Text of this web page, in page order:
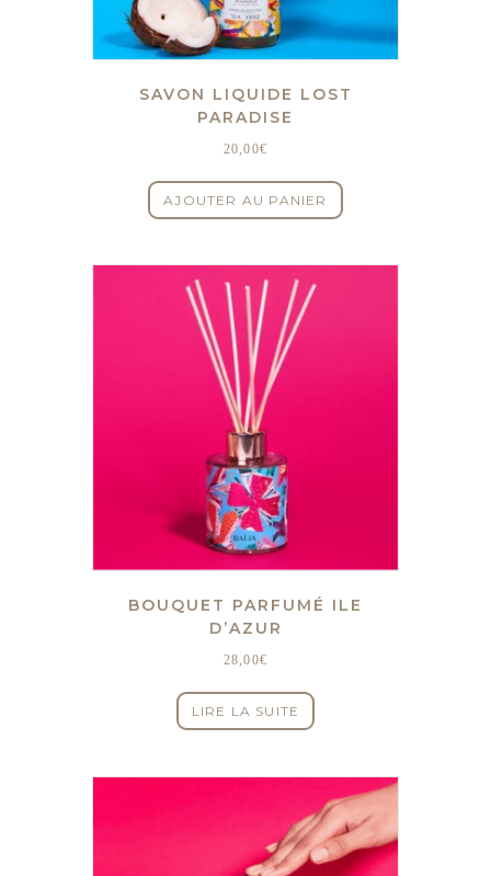
SAVON LIQUIDE LOST
PARADISE
20,00€
AJOUTER AU PANIER
BOUQUET PARFUMÉ ILE
D’AZUR
28,00€
LIRE LA SUITE